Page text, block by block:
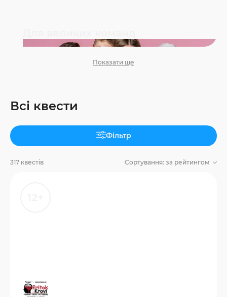
Показати ще
Всі квести
Фільтр
317 квестів Сортування: за рейтингом